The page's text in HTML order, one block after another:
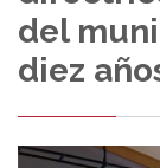
del
diez